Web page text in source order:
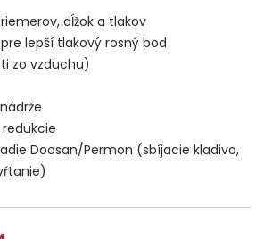
dĺžok a tlakov
lepší tlakový rosný bod
zo vzduchu)
Doosan/Permon (sbíjacie kladivo,